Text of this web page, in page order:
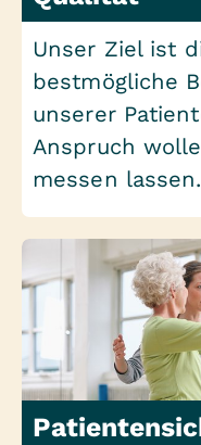
Unser Ziel ist
bestmögliche
unserer
Anspruch
messen lassen.